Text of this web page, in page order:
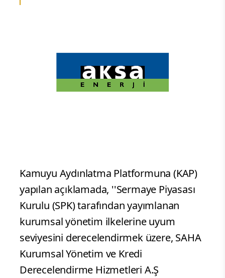
Kamuyu Aydınlatma Platformuna (KAP)
yapılan açıklamada, ''Sermaye Piyasası
Kurulu (SPK) tarafından yayımlanan
kurumsal yönetim ilkelerine uyum
seviyesini derecelendirmek üzere, SAHA
Kurumsal Yönetim ve Kredi
Derecelendirme Hizmetleri A.Ş